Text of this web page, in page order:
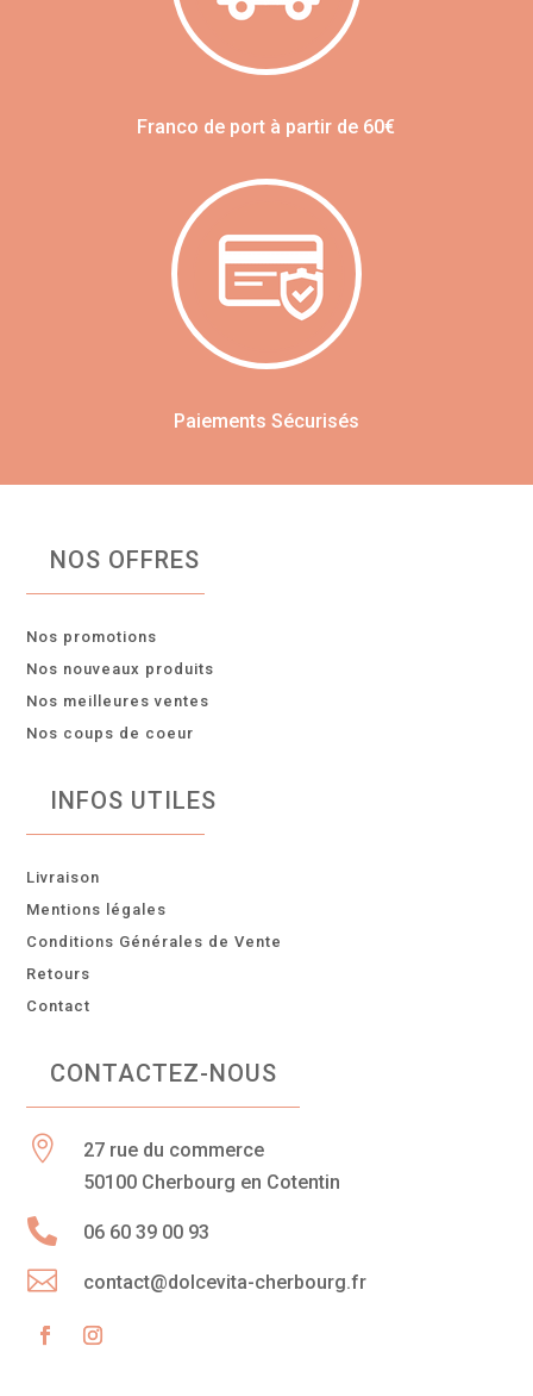
Franco de port à partir de 60€
Paiements Sécurisés
NOS OFFRES
Nos promotions
Nos nouveaux produits
Nos meilleures ventes
Nos coups de coeur
INFOS UTILES
Livraison
Mentions légales
Conditions Générales de Vente
Retours
Contact
CONTACTEZ-NOUS

27 rue du commerce
50100 Cherbourg en Cotentin
 06 60 39 00 93
 contact@dolcevita-cherbourg.fr